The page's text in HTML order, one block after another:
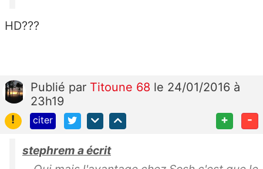
HD???
Publié par Titoune 68 le 24/01/2016 à
23h19
!
citer + -
stephrem a écrit